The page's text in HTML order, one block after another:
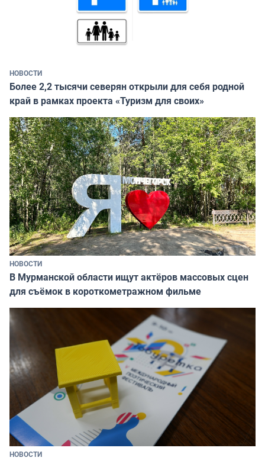
НОВОСТИ
Более 2,2 тысячи северян открыли для себя родной
край в рамках проекта «Туризм для своих»
НОВОСТИ
В Мурманской области ищут актёров массовых сцен
для съёмок в короткометражном фильме
НОВОСТИ